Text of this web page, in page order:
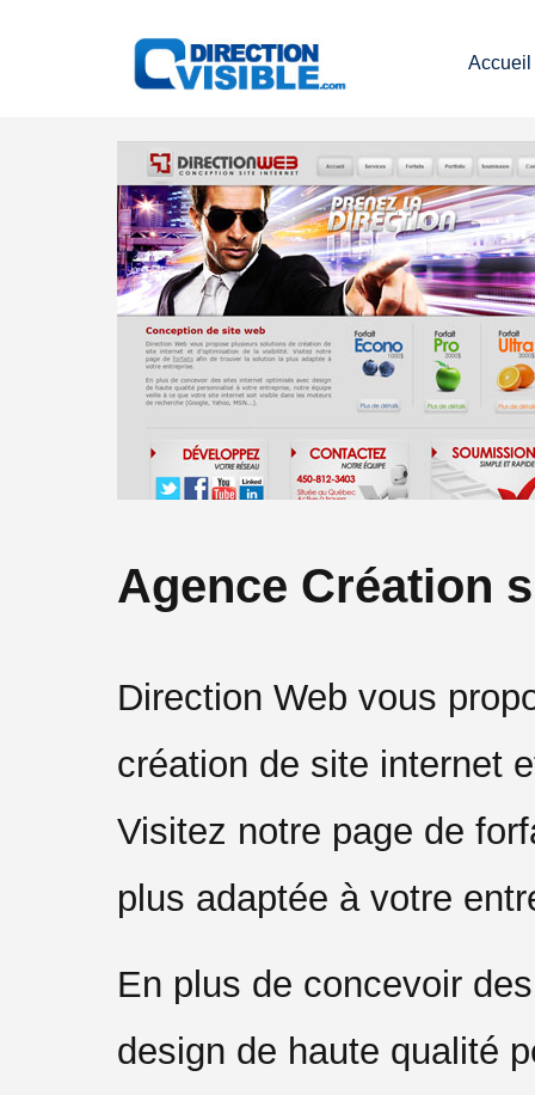
Accueil
Agence Création
Direction Web vous
création de site internet
Visitez notre page de
plus adaptée à votre
En plus de concevoir
design de haute qualité